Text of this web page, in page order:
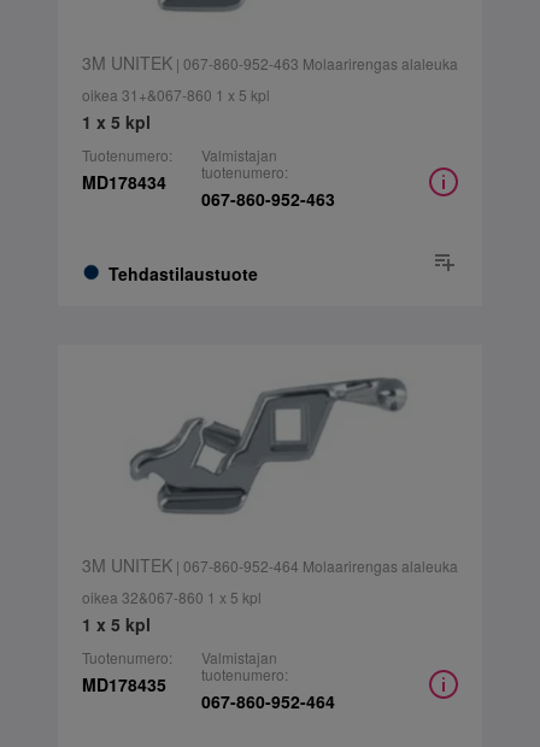
3M UNITEK| 067-860-952-463 Molaarirengas alaleuka
oikea 31+&067-860 1 x 5 kpl
1 x 5 kpl
Tuotenumero:
MD178434
Tehdastilaustuote
Valmistajan
tuotenumero:
067-860-952-463
3M UNITEK| 067-860-952-464 Molaarirengas alaleuka
oikea 32&067-860 1 x 5 kpl
1 x 5 kpl
Tuotenumero:
MD178435
Valmistajan
tuotenumero:
067-860-952-464